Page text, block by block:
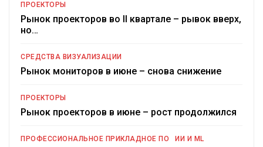
ПРОЕКТОРЫ
Рынок проекторов во II квартале – рывок вверх,
но…
СРЕДСТВА ВИЗУАЛИЗАЦИИ
Рынок мониторов в июне – снова снижение
ПРОЕКТОРЫ
Рынок проекторов в июне – рост продолжился
ПРОФЕССИОНАЛЬНОЕ ПРИКЛАДНОЕ ПО ИИ И ML